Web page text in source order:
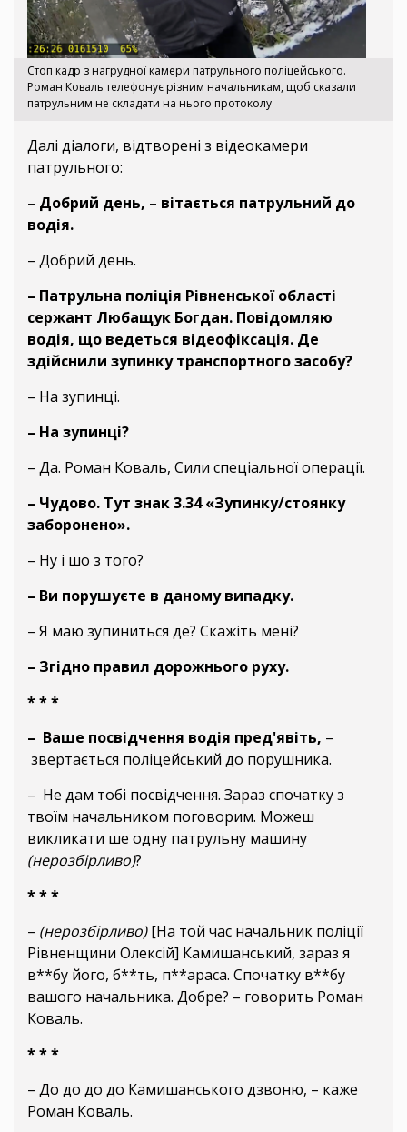
Стоп кадр з нагрудної камери патрульного поліцейського.
Роман Коваль телефонує різним начальникам, щоб сказали
патрульним не складати на нього протоколу
Далі діалоги, відтворені з відеокамери
патрульного:
– Добрий день, – вітається патрульний до
водія.
– Добрий день.
– Патрульна поліція Рівненської області
сержант Любащук Богдан. Повідомляю
водія, що ведеться відеофіксація. Де
здійснили зупинку транспортного засобу?
– На зупинці.
– На зупинці?
– Да. Роман Коваль, Сили спеціальної операції.
– Чудово. Тут знак 3.34 «Зупинку/стоянку
заборонено».
– Ну і шо з того?
– Ви порушуєте в даному випадку.
– Я маю зупиниться де? Скажіть мені?
– Згідно правил дорожнього руху.
* * *
– Ваше посвідчення водія пред'явіть, –
звертається поліцейський до порушника.
– Не дам тобі посвідчення. Зараз спочатку з
твоїм начальником поговорим. Можеш
викликати ше одну патрульну машину
(нерозбірливо)?
* * *
– (нерозбірливо)[На той час начальник поліції
Рівненщини Олексій] Камишанський, зараз я
в**бу його, б**ть, п**араса. Спочатку в**бу
вашого начальника. Добре? – говорить Роман
Коваль.
* * *
– До до до до Камишанського дзвоню, – каже
Роман Коваль.